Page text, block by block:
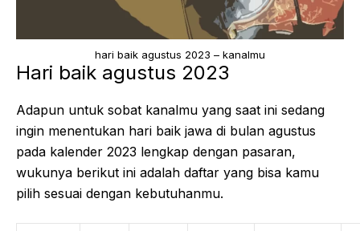
hari baik agustus 2023 – kanalmu
Hari baik agustus 2023
Adapun untuk sobat kanalmu yang saat ini sedang
ingin menentukan hari baik jawa di bulan agustus
pada kalender 2023 lengkap dengan pasaran,
wukunya berikut ini adalah daftar yang bisa kamu
pilih sesuai dengan kebutuhanmu.